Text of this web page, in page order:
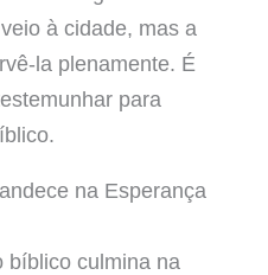
à cidade, mas a
la plenamente. É
para
na Esperança
bíblico culmina na